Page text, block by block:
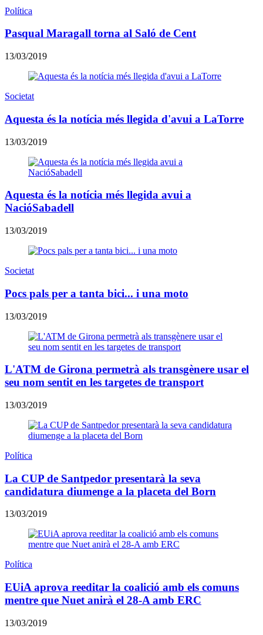
Política
Pasqual Maragall torna al Saló de Cent
13/03/2019
Societat
Aquesta és la notícia més llegida d'avui a LaTorre
13/03/2019
Aquesta és la notícia més llegida avui a
NacióSabadell
13/03/2019
Societat
Pocs pals per a tanta bici... i una moto
13/03/2019
L'ATM de Girona permetrà als transgènere usar el
seu nom sentit en les targetes de transport
13/03/2019
Política
La CUP de Santpedor presentarà la seva
candidatura diumenge a la placeta del Born
13/03/2019
Política
EUiA aprova reeditar la coalició amb els comuns
mentre que Nuet anirà el 28-A amb ERC
13/03/2019